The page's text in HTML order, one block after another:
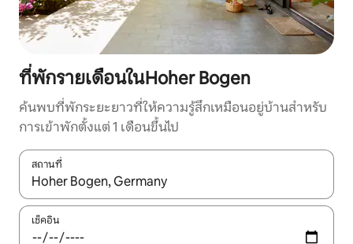
ที่พักรายเดือนในHoher Bogen
ค้นพบที่พักระยะยาวที่ให้ความรู้สึกเหมือนอยู่บ้านสำหรับ
การเข้าพักตั้งแต่ 1 เดือนขึ้นไป
สถานที่
ใช้ลูกศรขึ้นลง หรือใช้การสัมผัสหรือปัด เพื่อสำรวจผลการค้นหา
เช็คอิน